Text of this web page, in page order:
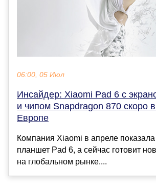
06:00, 05 Июл
Инсайдер: Xiaomi Pad 6 c
и чипом Snapdragon 870 скоро
Европе
Компания Xiaomi в апреле
планшет Pad 6, а сейчас готовит
на глобальном рынке....